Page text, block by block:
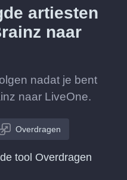
artiesten
naar
nadat je bent
naar LiveOne.
Overdragen
tool Overdragen